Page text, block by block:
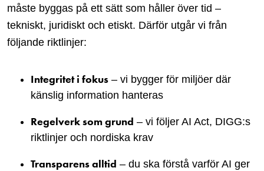
måste byggas på ett sätt som håller över tid –
tekniskt, juridiskt och etiskt. Därför utgår vi från
följande riktlinjer:
Integritet i fokus – vi bygger för miljöer där
känslig information hanteras
Regelverk som grund – vi följer AI Act, DIGG:s
riktlinjer och nordiska krav
Transparens alltid – du ska förstå varför AI ger